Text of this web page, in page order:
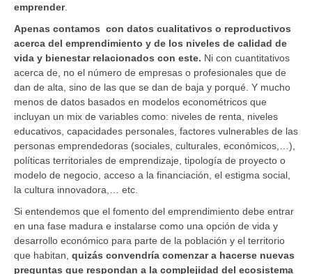
emprender.
Apenas contamos con datos cualitativos o reproductivos
acerca del emprendimiento y de los niveles de calidad de
vida y bienestar relacionados con este. Ni con cuantitativos
acerca de, no el número de empresas o profesionales que de
dan de alta, sino de las que se dan de baja y porqué. Y mucho
menos de datos basados en modelos econométricos que
incluyan un mix de variables como: niveles de renta, niveles
educativos, capacidades personales, factores vulnerables de las
personas emprendedoras (sociales, culturales, económicos,…),
políticas territoriales de emprendizaje, tipología de proyecto o
modelo de negocio, acceso a la financiación, el estigma social,
la cultura innovadora,… etc.
Si entendemos que el fomento del emprendimiento debe entrar
en una fase madura e instalarse como una opción de vida y
desarrollo económico para parte de la población y el territorio
que habitan, quizás convendría comenzar a hacerse nuevas
preguntas que respondan a la complejidad del ecosistema